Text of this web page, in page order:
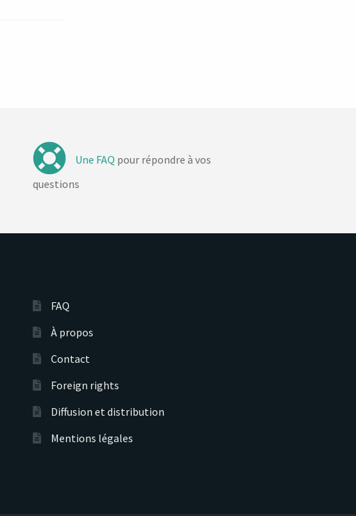
Une FAQ pour répondre à vos
questions
FAQ
À propos
Contact
Foreign rights
Diffusion et distribution
Mentions légales